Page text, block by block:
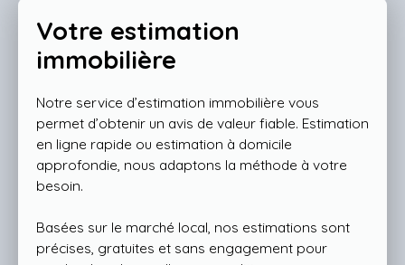
Votre estimation
immobilière
Notre service d’estimation immobilière vous
permet d’obtenir un avis de valeur fiable. Estimation
en ligne rapide ou estimation à domicile
approfondie, nous adaptons la méthode à votre
besoin.
Basées sur le marché local, nos estimations sont
précises, gratuites et sans engagement pour